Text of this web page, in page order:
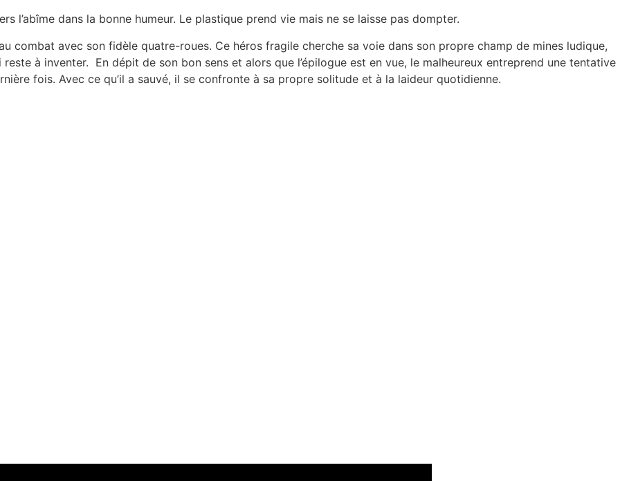
l’abîme dans la bonne humeur. Le plastique prend vie mais ne se laisse pas dompter.
combat avec son fidèle quatre-roues. Ce héros fragile cherche sa voie dans son propre champ de mines ludique,
à inventer. En dépit de son bon sens et alors que l’épilogue est en vue, le malheureux entreprend une tentative
fois. Avec ce qu’il a sauvé, il se confronte à sa propre solitude et à la laideur quotidienne.